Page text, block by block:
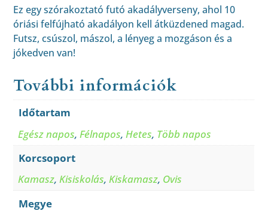
Ez egy szórakoztató futó akadályverseny, ahol 10
óriási felfújható akadályon kell átküzdened magad.
Futsz, csúszol, mászol, a lényeg a mozgáson és a
jókedven van!
További információk
Időtartam
Egész napos,Félnapos,Hetes, Több napos
Korcsoport
Kamasz,Kisiskolás,Kiskamasz, Ovis
Megye